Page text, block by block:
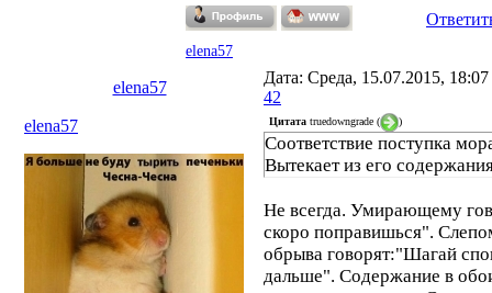
elena57
elena57
Дата: Среда, 15.07.2015,
42
elena57
Цитата truedowngrade ( )
Соответствие поступка
Вытекает из его
Не всегда. Умирающему
скоро поправишься".
обрыва говорят:"Шагай
дальше". Содержание в